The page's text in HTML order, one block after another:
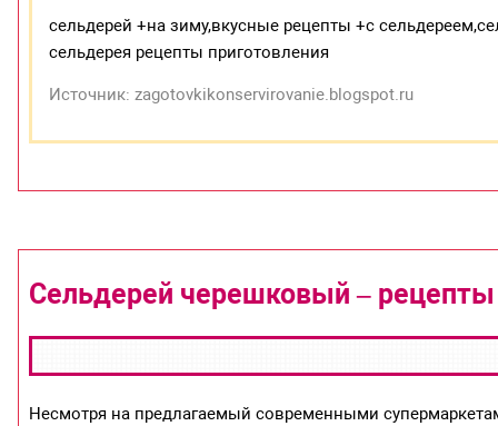
сельдерей +на зиму,вкусные рецепты +с
сельдерея рецепты приготовления
Источник: zagotovkikonservirovanie.blogspot.ru
Сельдерей черешковый –
Несмотря на предлагаемый современными